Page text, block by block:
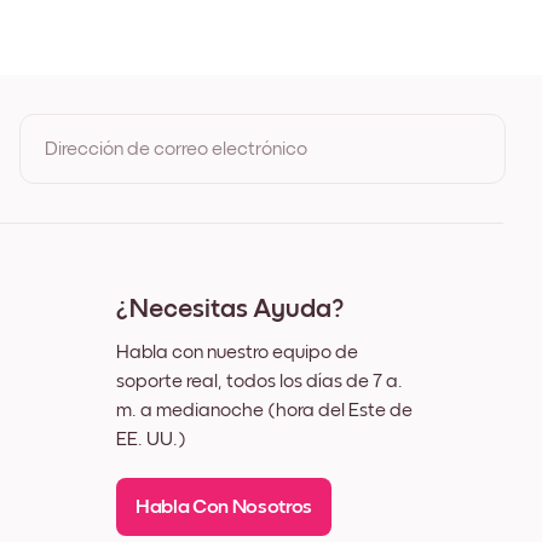
Dirección de correo electrónico
¿Necesitas Ayuda?
Habla con nuestro equipo de
soporte real, todos los días de 7 a.
m. a medianoche (hora del Este de
EE. UU.)
Habla Con Nosotros